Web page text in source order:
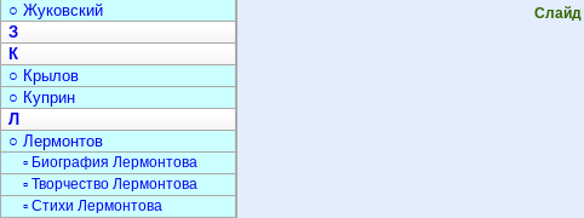
Слайд
○ Жуковский
З
К
○ Крылов
○ Куприн
Л
○ Лермонтов
▫ Биография Лермонтова
▫ Творчество Лермонтова
▫ Стихи Лермонтова